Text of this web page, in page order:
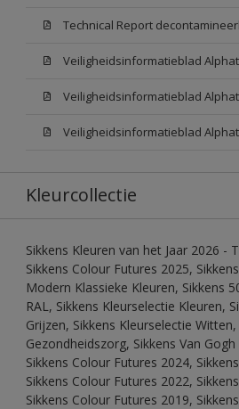
Kleurcollectie
Sikkens Kleuren van het Jaar 2026 -
Sikkens Colour Futures 2025,
Modern Klassieke Kleuren, Sikkens
RAL, Sikkens Kleurselectie Kleuren,
Grijzen, Sikkens Kleurselectie Witten,
Gezondheidszorg, Sikkens Van
Sikkens Colour Futures 2024,
Sikkens Colour Futures 2022,
Sikkens Colour Futures 2019,